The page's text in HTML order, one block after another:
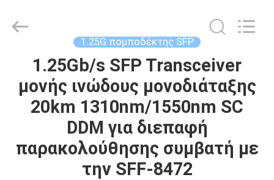
ΣΠΊΤΙ
ΠΡΟΪΌΝΤΑ
ΠΕΡΊΠΟΥ
ΕΜΕΊΣ
Rights
1.25G πομποδέκτης SFP
1.25Gb/s SFP Transceiver
μονής ινώδους μονοδιάταξης
20km 1310nm/1550nm SC
DDM για διεπαφή
παρακολούθησης συμβατή με
την SFF-8472